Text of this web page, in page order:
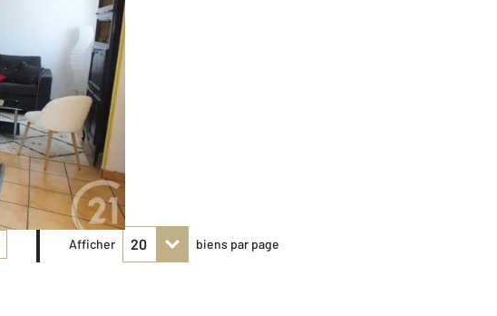
Afficher biens par page